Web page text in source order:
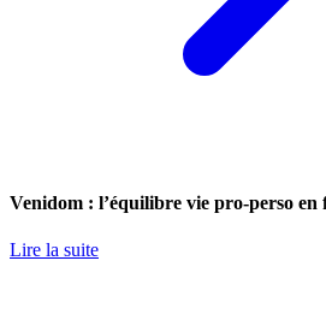
Venidom : l’équilibre vie pro-perso en
Lire la suite